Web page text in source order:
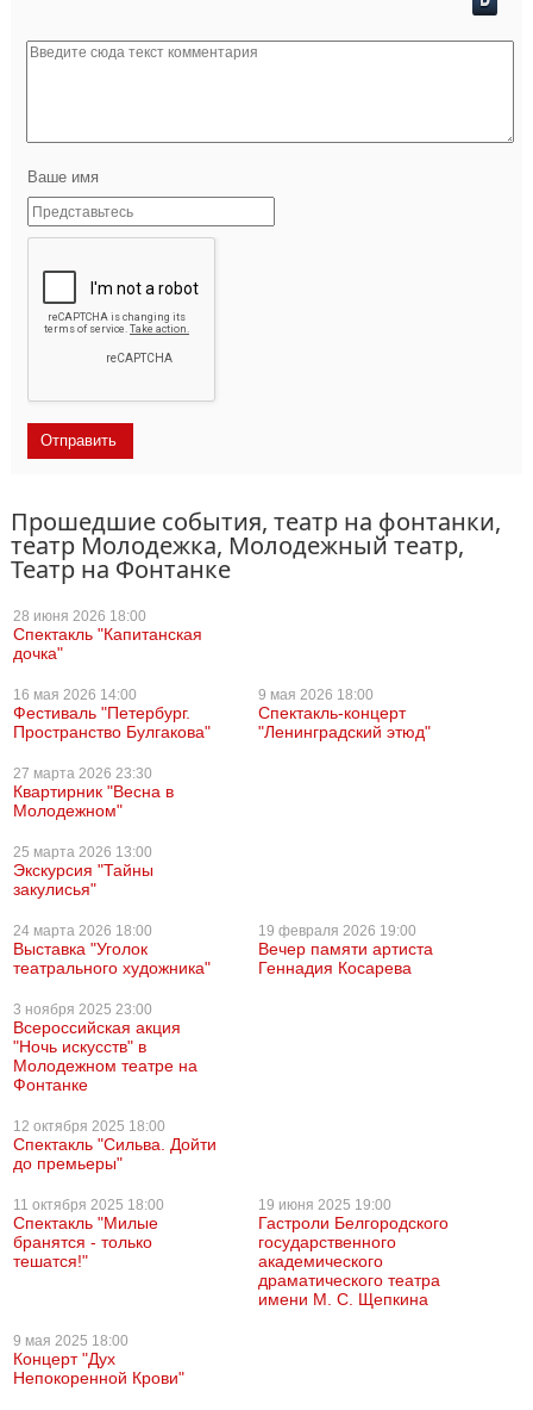
Ваше имя
Прошедшие события, театр на фонтанки,
театр Молодежка, Молодежный театр,
Театр на Фонтанке
28 июня 2026 18:00
Спектакль "Капитанская
дочка"
16 мая 2026 14:00
Фестиваль "Петербург.
Пространство Булгакова"
9 мая 2026 18:00
Спектакль-концерт
"Ленинградский этюд"
27 марта 2026 23:30
Квартирник "Весна в
Молодежном"
25 марта 2026 13:00
Экскурсия "Тайны
закулисья"
24 марта 2026 18:00
Выставка "Уголок
театрального художника"
19 февраля 2026 19:00
Вечер памяти артиста
Геннадия Косарева
3 ноября 2025 23:00
Всероссийская акция
"Ночь искусств" в
Молодежном театре на
Фонтанке
12 октября 2025 18:00
Спектакль "Сильва. Дойти
до премьеры"
11 октября 2025 18:00
Спектакль "Милые
бранятся - только
тешатся!"
19 июня 2025 19:00
Гастроли Белгородского
государственного
академического
драматического театра
имени М. С. Щепкина
9 мая 2025 18:00
Концерт "Дух
Непокоренной Крови"